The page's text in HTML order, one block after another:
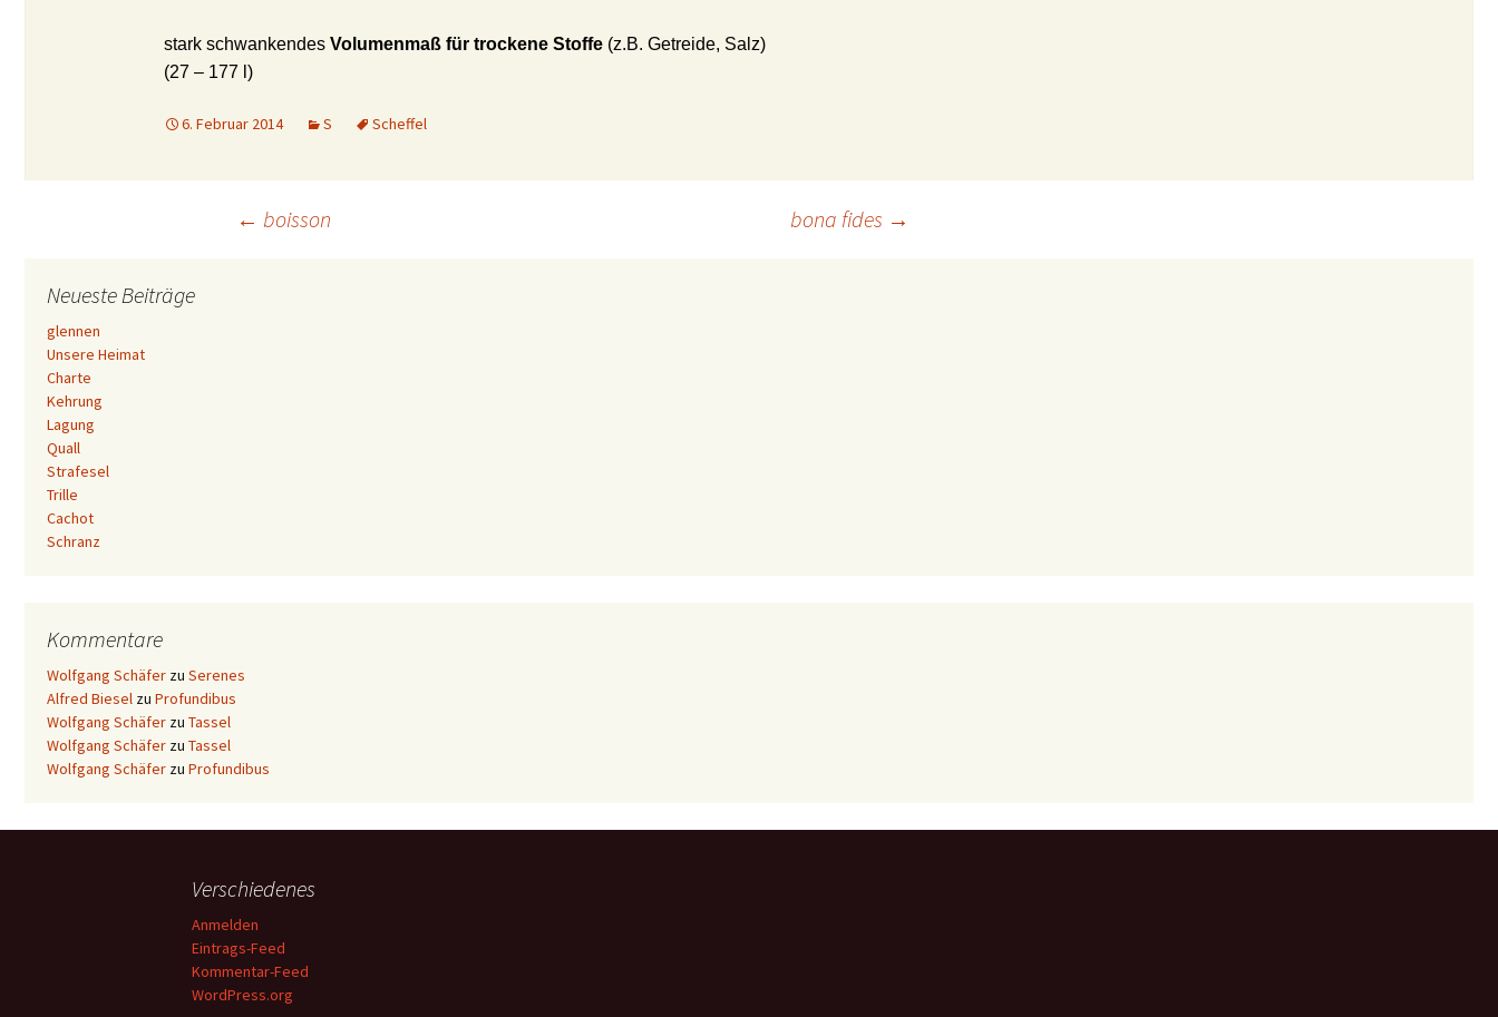
stark schwankendes Volumenmaß für trockene Stoffe (z.B. Getreide, Salz)
(27 – 177 l)
6. Februar 2014 S Scheffel
Beitrags-
Navigation
← boisson bona fides →
Neueste Beiträge
glennen
Unsere Heimat
Charte
Kehrung
Lagung
Quall
Strafesel
Trille
Cachot
Schranz
Kommentare
Wolfgang Schäfer zu Serenes
Alfred Biesel zu Profundibus
Wolfgang Schäfer zu Tassel
Wolfgang Schäfer zu Tassel
Wolfgang Schäfer zu Profundibus
Verschiedenes
Anmelden
Eintrags-Feed
Kommentar-Feed
WordPress.org